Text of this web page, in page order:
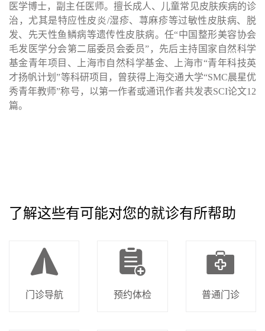
医学博士，副主任医师。擅长成人、儿童常见皮肤疾病的诊
治，尤其是特应性皮炎/湿疹、荨麻疹等过敏性皮肤病、脱
发、先天性鱼鳞病等遗传性皮肤病。任“中国整形美容协会
毛发医学分会第二届委员会委员” ，先后主持国家自然科学
基金青年项目、上海市自然科学基金、上海市“青年科技英
才扬帆计划”等科研项目，曾获得上海交通大学“SMC晨星优
秀青年教师”称号，以第一作者或通讯作者共发表SCI论文12
篇。
了解这些有可能对您的就诊有所帮助
门诊导航 预约体检 普通门诊